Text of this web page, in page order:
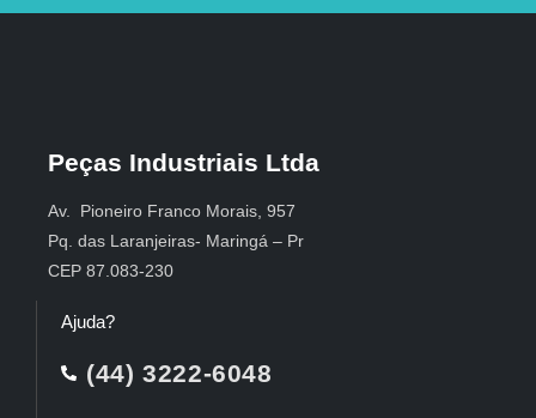
Peças Industriais Ltda
Av. Pioneiro Franco Morais, 957
Pq. das Laranjeiras- Maringá – Pr
CEP 87.083-230
Ajuda?
(44) 3222-6048